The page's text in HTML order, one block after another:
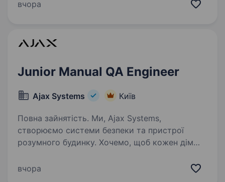
довіряють уже понад 4,5 мільйони кінцевих
вчора
Junior Manual QA Engineer
Ajax Systems Київ
Повна зайнятість. Ми, Ajax Systems,
створюємо системи безпеки та пристрої
розумного будинку. Хочемо, щоб кожен дім
технологічними, стильними та простими
вчора